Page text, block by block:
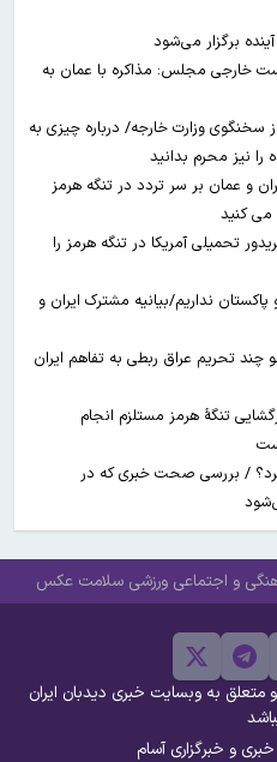
برگزار می‌شود
خارجی مجلس: مذاکره با عمان به
وزارت خارجه/ درباره چیزی به
نیز محرم بدانید
و عمان بر سر تردد در تنگه هرمز
می کنید
تحمیلی آمریکا در تنگه هرمز را
نداریم/بیانیه مشترک ایران و
چند تحریم عراق ربطی به تفاهم ایران
تنگۀ هرمز مستلزم انجام
کرد؟ / بررسی صحت خبری که در
و اجتماعی ورزشی سلامت عکس
به وبسایت خبری دیدبان ایران
و خبرگزاری آسام